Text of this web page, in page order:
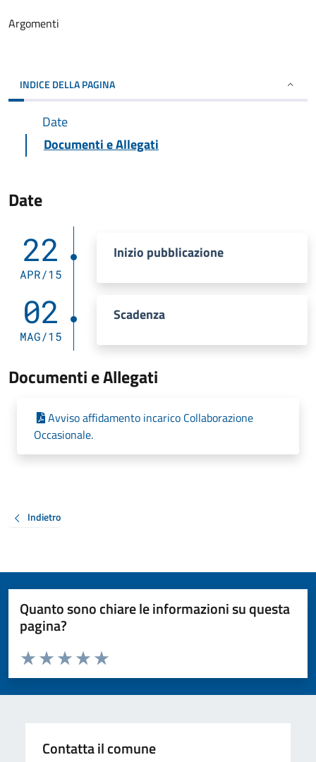
Argomenti
INDICE DELLA PAGINA
Date
Documenti e Allegati
Date
22
APR/15
Inizio pubblicazione
02
MAG/15
Scadenza
Documenti e Allegati
Avviso affidamento incarico Collaborazione
Occasionale.
Indietro
Quanto sono chiare le informazioni su questa
pagina?
Valuta da 1 a 5 stelle la pagina
Valuta 5 stelle su 5
Valuta 4 stelle su 5
Valuta 3 stelle su 5
Valuta 2 stelle su 5
Valuta 1 stelle su 5
Contatta il comune